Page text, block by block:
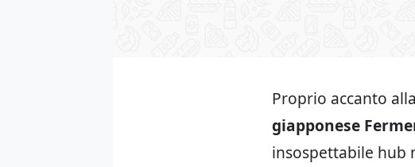
Proprio accanto
giapponese
insospettabile hub